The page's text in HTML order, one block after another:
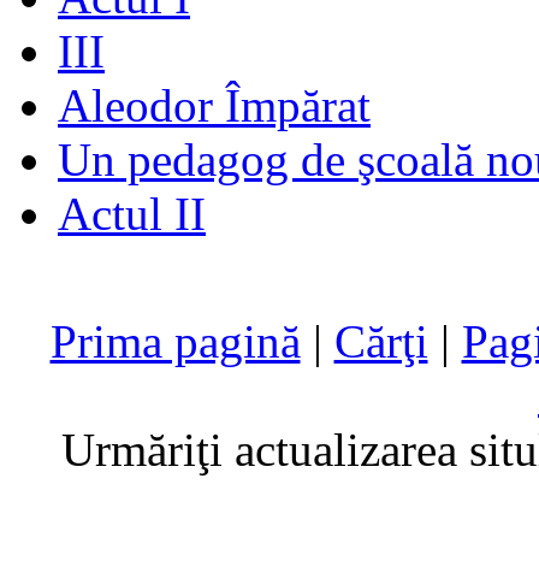
III
Aleodor Împărat
Un pedagog de şcoală
Actul II
Prima pagină | Cărţi |
Urmăriţi actualizarea